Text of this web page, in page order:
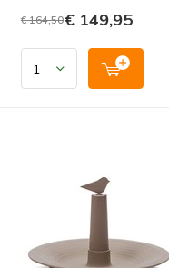
€ 164,50€ 149,95